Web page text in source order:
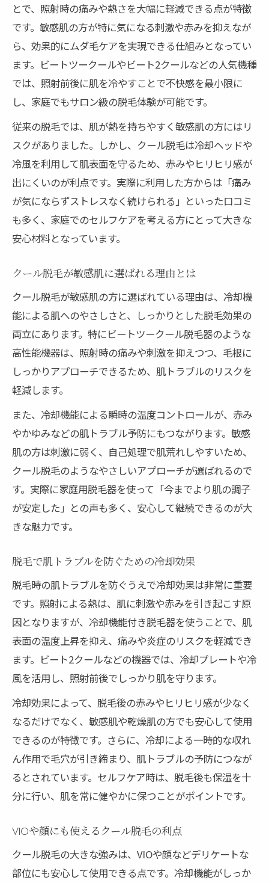
とで、照射時の痛みや熱さを大幅に軽減できる点が特徴
です。敏感肌の方が特に気になる刺激や赤みを抑えなが
ら、効果的にムダ毛ケアを実現できる仕組みとなってい
ます。ビートツークールやビート2クールなどの人気機種
では、照射前後に肌を冷やすことで不快感を最小限に
し、家庭でもサロン級の脱毛体験が可能です。
従来の脱毛では、肌が熱を持ちやすく敏感肌の方にはリ
スクがありました。しかし、クール脱毛は冷却ヘッドや
冷風を利用して肌表面を守るため、赤みやヒリヒリ感が
出にくいのが利点です。実際に利用した方からは「痛み
が気にならずストレスなく続けられる」といった口コミ
も多く、家庭でのセルフケアを考える方にとって大きな
安心材料となっています。
クール脱毛が敏感肌に選ばれる理由とは
クール脱毛が敏感肌の方に選ばれている理由は、冷却機
能による肌へのやさしさと、しっかりとした脱毛効果の
両立にあります。特にビートツークール脱毛器のような
高性能機器は、照射時の痛みや刺激を抑えつつ、毛根に
しっかりアプローチできるため、肌トラブルのリスクを
軽減します。
また、冷却機能による瞬時の温度コントロールが、赤み
やかゆみなどの肌トラブル予防にもつながります。敏感
肌の方は刺激に弱く、自己処理で肌荒れしやすいため、
クール脱毛のようなやさしいアプローチが選ばれるので
す。実際に家庭用脱毛器を使って「今までより肌の調子
が安定した」との声も多く、安心して継続できるのが大
きな魅力です。
脱毛で肌トラブルを防ぐための冷却効果
脱毛時の肌トラブルを防ぐうえで冷却効果は非常に重要
です。照射による熱は、肌に刺激や赤みを引き起こす原
因となりますが、冷却機能付き脱毛器を使うことで、肌
表面の温度上昇を抑え、痛みや炎症のリスクを軽減でき
ます。ビート2クールなどの機器では、冷却プレートや冷
風を活用し、照射前後でしっかり肌を守ります。
冷却効果によって、脱毛後の赤みやヒリヒリ感が少なく
なるだけでなく、敏感肌や乾燥肌の方でも安心して使用
できるのが特徴です。さらに、冷却による一時的な収れ
ん作用で毛穴が引き締まり、肌トラブルの予防につなが
るとされています。セルフケア時は、脱毛後も保湿を十
分に行い、肌を常に健やかに保つことがポイントです。
VIOや顔にも使えるクール脱毛の利点
クール脱毛の大きな強みは、VIOや顔などデリケートな
部位にも安心して使用できる点です。冷却機能がしっか